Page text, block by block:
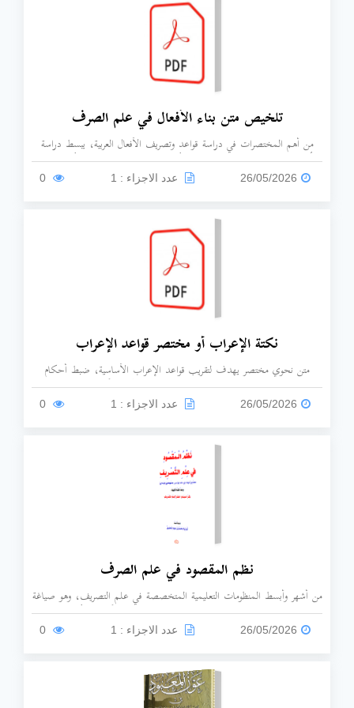
تناسب المبتدئ والمتوسط.
تلخيص متن بناء الأفعال في علم الصرف
من أهم المختصرات في دراسة قواعد وتصريف الأفعال العربية، يبسط دراسة
الأفعال العربية من خلال تقسيمها إلى أفعال ثلاثية (مجردة ومزيدة) وأفعال رباعية
(مجردة ومزيدة).
26/05/2026 عدد الاجزاء : 1
نكتة الإعراب أو مختصر قواعد الإعراب
متن نحوي مختصر يهدف لتقريب قواعد الإعراب الأساسية، ضبط أحكام
الجمل، وبيان اعتلالات الكلمات؛ مما يجعله دليلاً عملياً لتجنب اللحن وفهم
التركيب اللغوي بسهولة.
26/05/2026 عدد الاجزاء : 1
نظم المقصود في علم الصرف
من أشهر وأبسط المنظومات التعليمية المتخصصة في علم التصريف، وهو صياغة
شعرية لمتن "المقصود" النثري الشهير المنسوب تاريخياً للإمام أبي حنيفة
النعمان، يرتب الناظم المسائل الصرفية بطريقة تدرجية تخدم المبتدئين في دراسة
26/05/2026 عدد الاجزاء : 1